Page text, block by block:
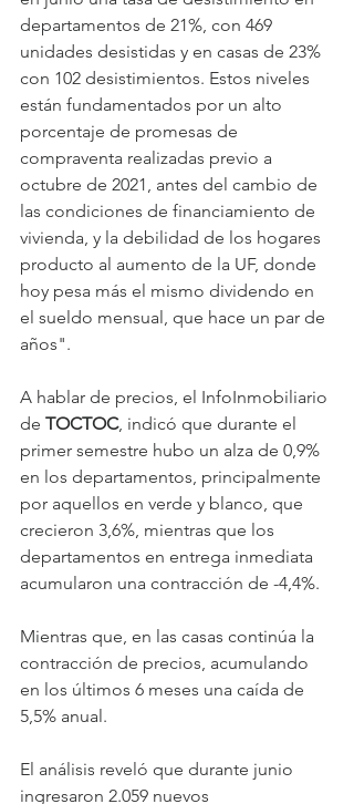
departamentos de 21%, con 469
unidades desistidas y en casas de 23%
con 102 desistimientos. Estos niveles
están fundamentados por un alto
porcentaje de promesas de
compraventa realizadas previo a
octubre de 2021, antes del cambio de
las condiciones de financiamiento de
vivienda, y la debilidad de los hogares
producto al aumento de la UF, donde
hoy pesa más el mismo dividendo en
el sueldo mensual, que hace un par de
años".
A hablar de precios, el InfoInmobiliario
de TOCTOC, indicó que durante el
primer semestre hubo un alza de 0,9%
en los departamentos, principalmente
por aquellos en verde y blanco, que
crecieron 3,6%, mientras que los
departamentos en entrega inmediata
acumularon una contracción de -4,4%.
Mientras que, en las casas continúa la
contracción de precios, acumulando
en los últimos 6 meses una caída de
5,5% anual.
El análisis reveló que durante junio
ingresaron 2.059 nuevos